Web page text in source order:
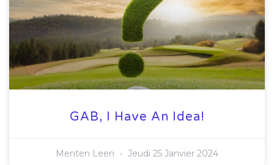
GAB, I Have An Idea!
Menten Leen Jeudi 25 Janvier 2024